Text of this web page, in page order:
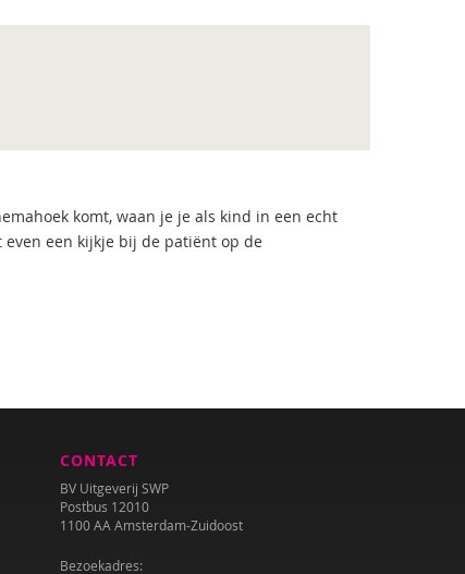
komt, waan je je als kind in een echt
even een kijkje bij de patiënt op de
CONTACT
BV Uitgeverij SWP
Postbus 12010
1100 AA Amsterdam-Zuidoost
Bezoekadres: